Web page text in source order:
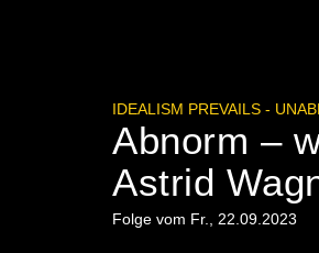
IDEALISM PREVAILS -
Abnorm –
Astrid
Folge vom Fr., 22.09.2023